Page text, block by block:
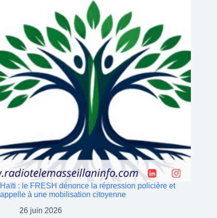
Haïti : le FRESH dénonce la répression policière et
appelle à une mobilisation citoyenne
26 juin 2026